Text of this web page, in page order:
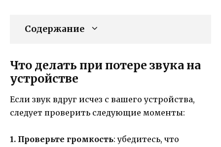
Содержание
Что делать при потере звука на
устройстве
Если звук вдруг исчез с вашего устройства,
следует проверить следующие моменты:
1. Проверьте громкость: убедитесь, что